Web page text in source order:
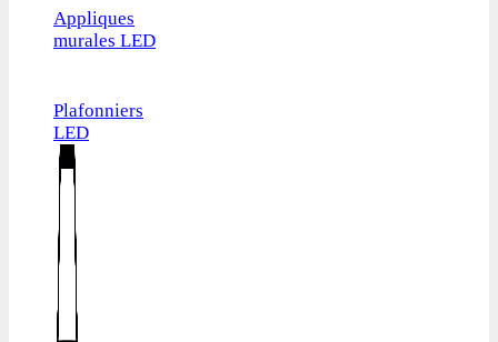
Appliques
murales LED
Plafonniers
LED